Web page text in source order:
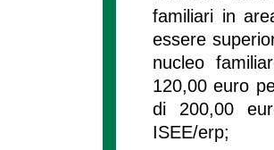
familiari in
essere
nucleo
120,00 euro
di 200,00
ISEE/erp;